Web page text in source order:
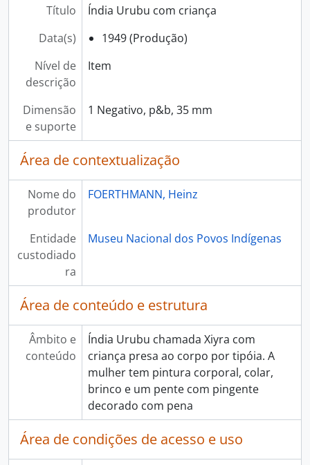
Título
Índia Urubu com criança
Data(s)
1949 (Produção)
Nível de
descrição
Item
Dimensão
e suporte
1 Negativo, p&b, 35 mm
Área de contextualização
Nome do
produtor
FOERTHMANN, Heinz
Entidade
custodiado
ra
Museu Nacional dos Povos Indígenas
Área de conteúdo e estrutura
Âmbito e
conteúdo
Índia Urubu chamada Xiyra com
criança presa ao corpo por tipóia. A
mulher tem pintura corporal, colar,
brinco e um pente com pingente
decorado com pena
Área de condições de acesso e uso